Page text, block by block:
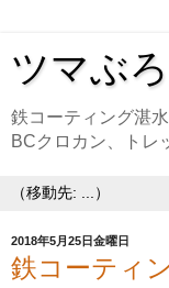
ツマぶ
鉄コーティング湛
BCクロカン、トレ
2018年5月25日金曜日
鉄コーティ